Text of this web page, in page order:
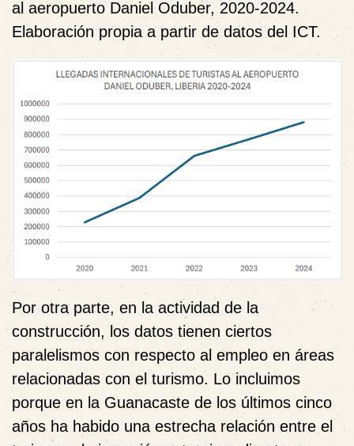
al aeropuerto Daniel Oduber, 2020-2024.
Elaboración propia a partir de datos del ICT.
Por otra parte, en la actividad de la
construcción, los datos tienen ciertos
paralelismos con respecto al empleo en áreas
relacionadas con el turismo. Lo incluimos
porque en la Guanacaste de los últimos cinco
años ha habido una estrecha relación entre el